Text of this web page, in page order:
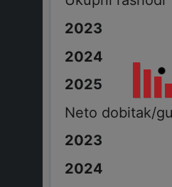
Neto dobitak/